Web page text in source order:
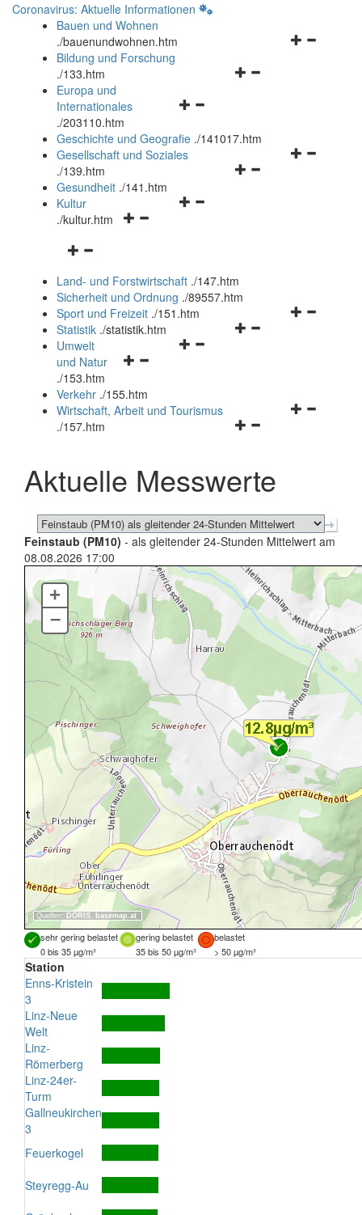
Coronavirus: Aktuelle Informationen
Bauen und Wohnen
./bauenundwohnen.htm
Navigationsmenü
Bildung und Forschung
./133.htm
Navigationsmenü
und
schließen
Europa und
Internationales
./203110.htm
Geschichte und Geografie ./141017.htm
Navigationsmenü
Gesellschaft und Soziales
./139.htm
Navigationsmenü
Gesundheit ./141.htm
Navigationsmenü
Kultur
./kultur.htm
Navigationsmenü
und
schließen
Land- und Forstwirtschaft ./147.htm
Sicherheit und Ordnung ./89557.htm
Navigationsmenü
Sport und Freizeit ./151.htm
Navigationsmenü
Statistik ./statistik.htm
Navigationsmenü
und
schließen
Umwelt
und Natur
./153.htm
Verkehr ./155.htm
Navigationsmenü
schließen
Wirtschaft, Arbeit und Tourismus
./157.htm
Aktuelle Messwerte
Feinstaub (PM10) - als gleitender 24-Stunden Mittelwert am
08.08.2026 17:00
Quellen: DORIS, basemap.at
+
–
sehr gering belastet gering belastet
belastet
0 bis 35 µg/m³
35 bis 50 µg/m³ > 50 µg/m³
Station
Enns-Kristein
3
Linz-Neue
Welt
Linz-
Römerberg
Linz-24er-
Turm
Gallneukirchen
3
Feuerkogel
Steyregg-Au